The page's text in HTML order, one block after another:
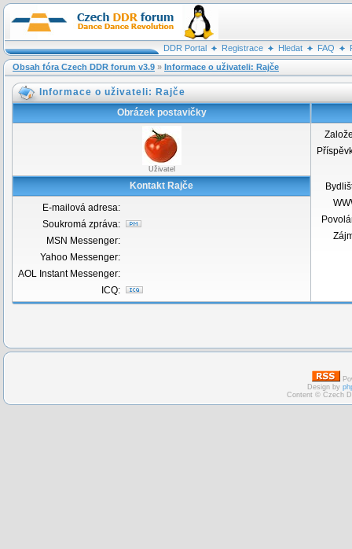
DDR Portal Registrace Hledat FAQ
Obsah fóra Czech DDR forum v3.9 » Informace o uživateli: Rajče
Informace o uživateli: Rajče
Obrázek postavičky
Uživatel
Kontakt Rajče
E-mailová adresa:
Soukromá zpráva:
MSN Messenger:
Yahoo Messenger:
AOL Instant Messenger:
ICQ:
Design by
Content © Czech